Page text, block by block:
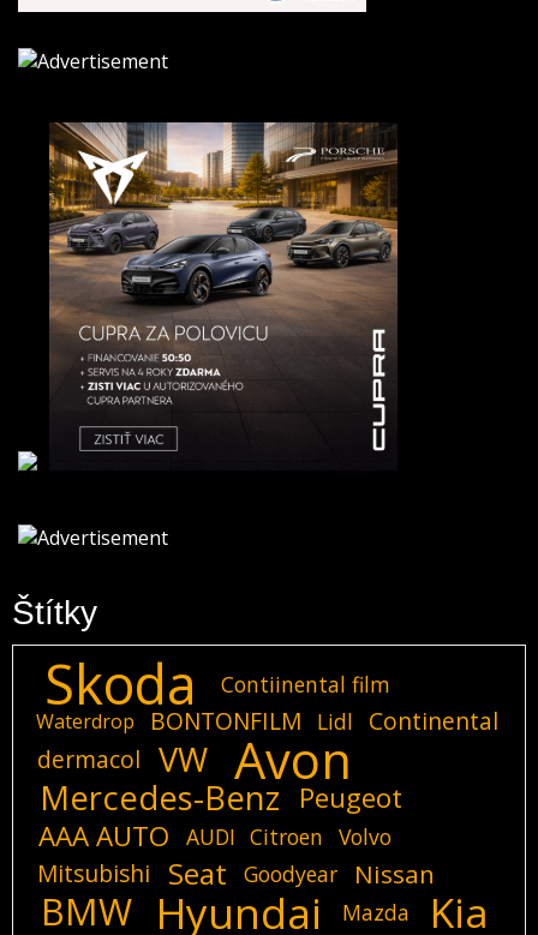
Štítky
Skoda Contiinental film
Waterdrop BONTONFILM Lidl
Continental
dermacol
VW Avon
Mercedes-Benz
Peugeot
AAA AUTO
AUDI Citroen Volvo
Mitsubishi Seat Goodyear Nissan
BMW Hyundai Mazda Kia